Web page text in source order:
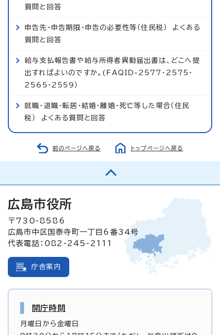
質問と回答
申告先・申告期限・申告の必要性等（住民税） よくある
質問と回答
給与支払報告書や給与所得者異動届出書は、どこへ提
出すればよいのですか。(FAQID-2577・2575・
2565・2559）
就職・退職・転居・結婚・離婚・死亡等した場合（住民
税） よくある質問と回答
前のページへ戻る トップページへ戻る
広島市役所
〒730-8586
広島市中区国泰寺町一丁目6番34号
代表電話：082-245-2111
庁舎案内
開庁時間
月曜日から金曜日